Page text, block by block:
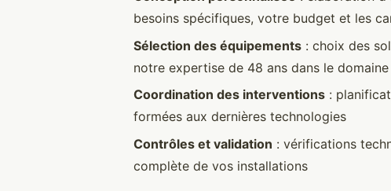
besoins spécifiques, votre budget et les
Sélection des équipements : choix des
notre expertise de 48 ans dans le
Coordination des interventions :
formées aux dernières technologies
Contrôles et validation : vérifications
complète de vos installations